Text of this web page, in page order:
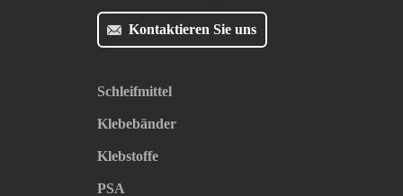
Kontaktieren Sie uns
Schleifmittel
Klebebänder
Klebstoffe
PSA